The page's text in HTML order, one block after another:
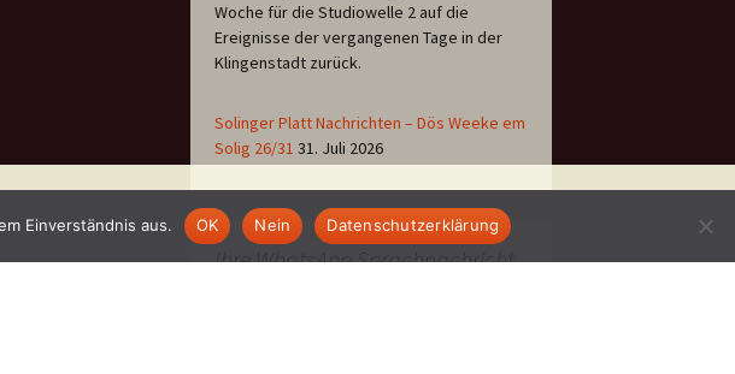
Woche für die Studiowelle 2 auf die
Ereignisse der vergangenen Tage in der
Klingenstadt zurück.
Solinger Platt Nachrichten – Dös Weeke em
Solig 26/31 31. Juli 2026
Ihre WhatsApp Sprachnachricht
Einverständnis aus. OK Nein Datenschutzerklärung